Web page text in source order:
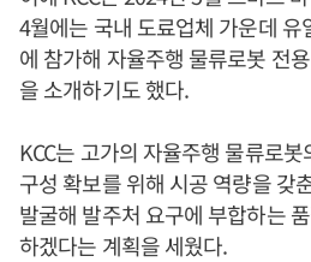
4월에는 국내 도료업체 가운데
에 참가해 자율주행 물류로봇 전
을 소개하기도 했다.
KCC는 고가의 자율주행 물류로
구성 확보를 위해 시공 역량을 갖
발굴해 발주처 요구에 부합하는
하겠다는 계획을 세웠다.